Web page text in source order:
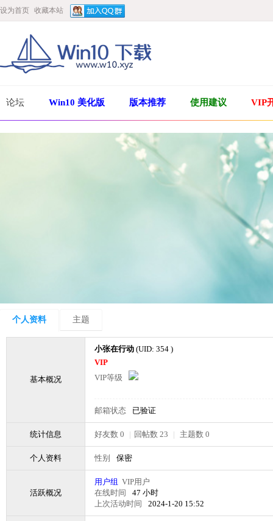
设为首页 收藏本站
论坛 Win10 美化版 版本推荐 使用建议 VIP
个人资料 主题
基本概况
小张在行动 (UID: 354 )
VIP
VIP等级
邮箱状态 已验证
统计信息 好友数 0 | 回帖数 23 | 主题数 0
个人资料 性别 保密
活跃概况
用户组 VIP用户
在线时间
47 小时
上次活动时间
2024-1-20 15:52